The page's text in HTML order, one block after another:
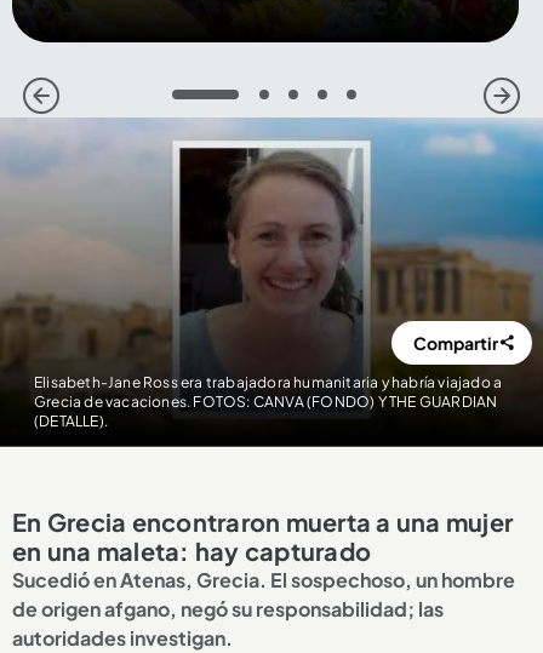
1 2 3 4 5
Elisabeth-Jane Ross era trabajadora humanitaria y habría viajado a
Grecia de vacaciones. FOTOS: CANVA (FONDO) Y THE GUARDIAN
(DETALLE).
Compartir
En Grecia encontraron muerta a una mujer
en una maleta: hay capturado
Sucedió en Atenas, Grecia. El sospechoso, un hombre
de origen afgano, negó su responsabilidad; las
autoridades investigan.